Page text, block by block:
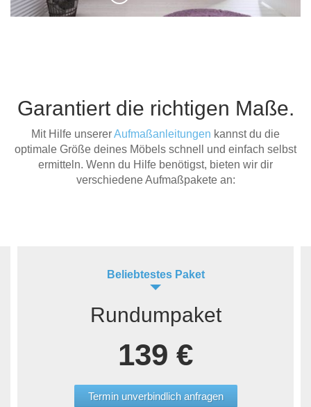
Garantiert die richtigen Maße.
Mit Hilfe unsererAufmaßanleitungen kannst du die
optimale Größe deines Möbels schnell und einfach selbst
ermitteln. Wenn du Hilfe benötigst, bieten wir dir
verschiedene Aufmaßpakete an:
Beliebtestes Paket
Rundumpaket
139 €
Termin unverbindlich anfragen